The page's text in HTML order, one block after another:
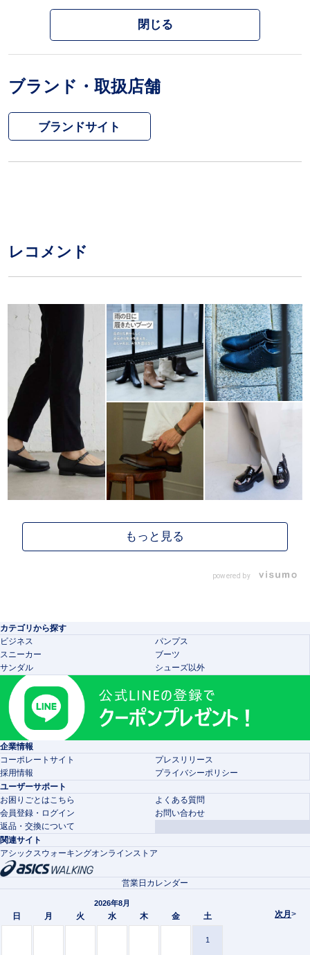
閉じる
ブランド・取扱店舗
ブランドサイト
レコメンド
powered by
カテゴリから探す
ビジネス
パンプス
スニーカー
ブーツ
サンダル
シューズ以外
企業情報
コーポレートサイト
プレスリリース
採用情報
プライバシーポリシー
ユーザーサポート
お困りごとはこちら
よくある質問
会員登録・ログイン
お問い合わせ
返品・交換について
関連サイト
アシックスウォーキングオンラインストア
次月 >
営業日カレンダー
2026年8月
日 月 火 水 木 金 土
1